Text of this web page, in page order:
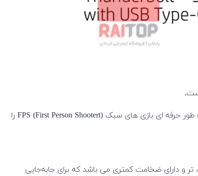
یکی از بهترین ویژگی های این لپ تاب بهره بردن از صفحه ی نمایشی FHD می باشد . که این امر برای دوستان گیمر به خصوص کسانی که به طور حرفه ای بازی های سبک FPS (First Person Shootert) را
نیم کیلوگرم سبک تر و دارای ضخامت کمتری می باشد که برای جابه‌جایی